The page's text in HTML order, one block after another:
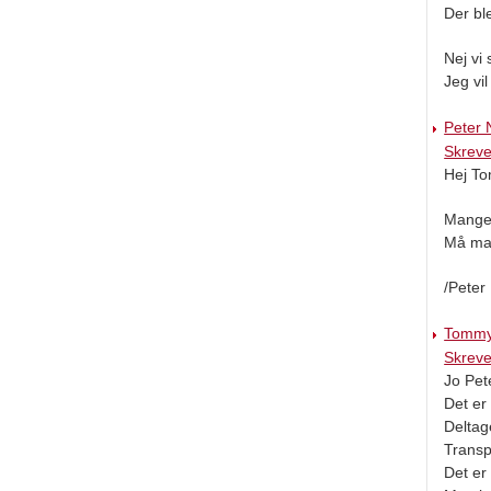
Der
Nej vi
Jeg
Peter
Hej
Må
/Peter
Jo
Det er
Det er